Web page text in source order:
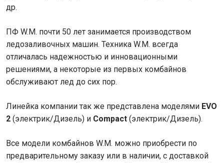
др.
ПФ W.M. почти 50 лет занимается производством
ледозаливочных машин. Техника W.M. всегда
отличалась надежностью и инновационными
решениями, а некоторые из первых комбайнов
обслуживают лед до сих пор.
Линейка компании так же представлена моделями EVO
2 (электрик/Дизель) и Compact (электрик/Дизель).
Все модели комбайнов W.M. можно приобрести по
предварительному заказу или в наличии, с доставкой